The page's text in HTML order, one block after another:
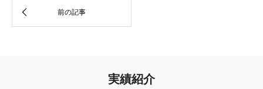
実績紹介